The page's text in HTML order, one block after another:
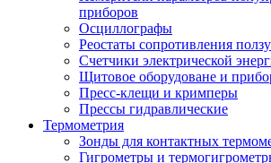
приборов
Осциллографы
Реостаты сопротивления
Счетчики электрической
Щитовое оборудоване и
Пресс-клещи и кримперы
Прессы гидравлические
Термометрия
Зонды для контактных
Гигрометры и